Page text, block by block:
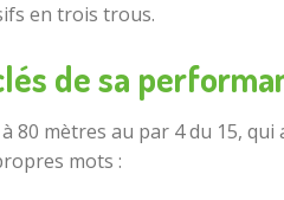
en trois trous.
de sa
mètres au par 4 du 15,
mots :